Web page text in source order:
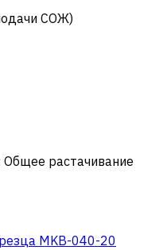
СОЖ)
Общее растачивание
MKB-040-20